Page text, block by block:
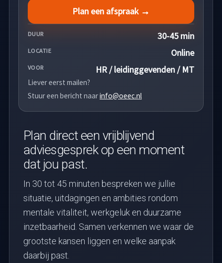
Plan direct een vrijblijvend
adviesgesprek op een moment
dat jou past.
In 30 tot 45 minuten bespreken we jullie
situatie, uitdagingen en ambities rondom
mentale vitaliteit, werkgeluk en duurzame
inzetbaarheid. Samen verkennen we waar de
grootste kansen liggen en welke aanpak
daarbij past.
Plan een afspraak →
DUUR 30-45 min
LOCATIE Online
VOOR HR / leidinggevenden / MT
Liever eerst mailen?
Stuur een bericht naarinfo@oeec.nl